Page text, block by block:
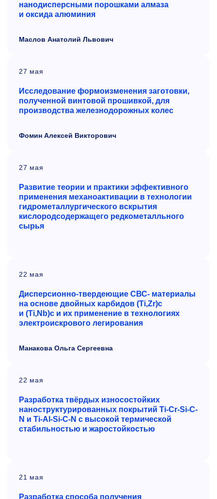
нанодисперсными порошками алмаза
и оксида алюминия
Маслов Анатолий Львович
27 мая
Исследование формоизменения заготовки,
полученной винтовой прошивкой, для
производства железнодорожных колес
Фомин Алексей Викторович
27 мая
Развитие теории и практики эффективного
применения механоактивации в технологии
гидрометаллургического вскрытия
кислородсодержащего редкометалльного
сырья
22 мая
Дисперсионно-твердеющие СВС- материалы
на основе двойных карбидов (Ti,Zr)c
и (Ti,N b)c и их применение в технологиях
электроискрового легирования
Манакова Ольга Сергеевна
22 мая
Разработка твёрдых износостойких
наноструктурированных покрытий Ti-Cr-Si-C-
N и Ti-Al-Si-C-N с высокой термической
стабильностью и жаростойкостью
21 мая
Разработка способа получения